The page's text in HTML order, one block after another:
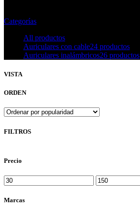
Categorías
All productos
Auriculares con cable24 productos
Auriculares inalámbricos26 productos
VISTA
ORDEN
FILTROS
Precio
Precio
mínimo
Precio
máximo
Marcas